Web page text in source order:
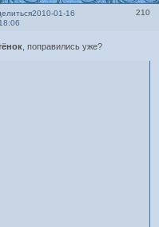
210
2010-01-16
, поправились уже?